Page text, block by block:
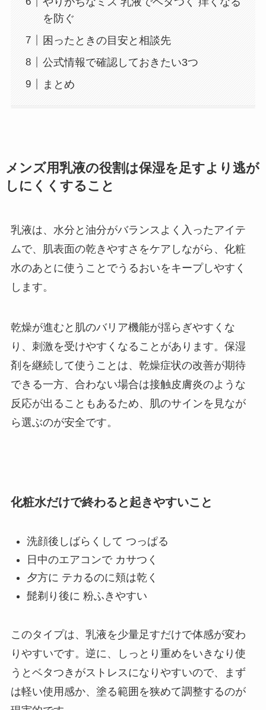
を防ぐ
困ったときの目安と相談先
公式情報で確認しておきたい3つ
まとめ
メンズ用乳液の役割は保湿を足すより逃が
しにくくすること
乳液は、水分と油分がバランスよく入ったアイテ
ムで、肌表面の乾きやすさをケアしながら、化粧
水のあとに使うことでうるおいをキープしやすく
します。
乾燥が進むと肌のバリア機能が揺らぎやすくな
り、刺激を受けやすくなることがあります。保湿
剤を継続して使うことは、乾燥症状の改善が期待
できる一方、合わない場合は接触皮膚炎のような
反応が出ることもあるため、肌のサインを見なが
ら選ぶのが安全です。
化粧水だけで終わると起きやすいこと
洗顔後しばらくして つっぱる
日中のエアコンで カサつく
夕方に テカるのに頬は乾く
髭剃り後に 粉ふきやすい
このタイプは、乳液を少量足すだけで体感が変わ
りやすいです。逆に、しっとり重めをいきなり使
うとベタつきがストレスになりやすいので、まず
は軽い使用感か、塗る範囲を狭めて調整するのが